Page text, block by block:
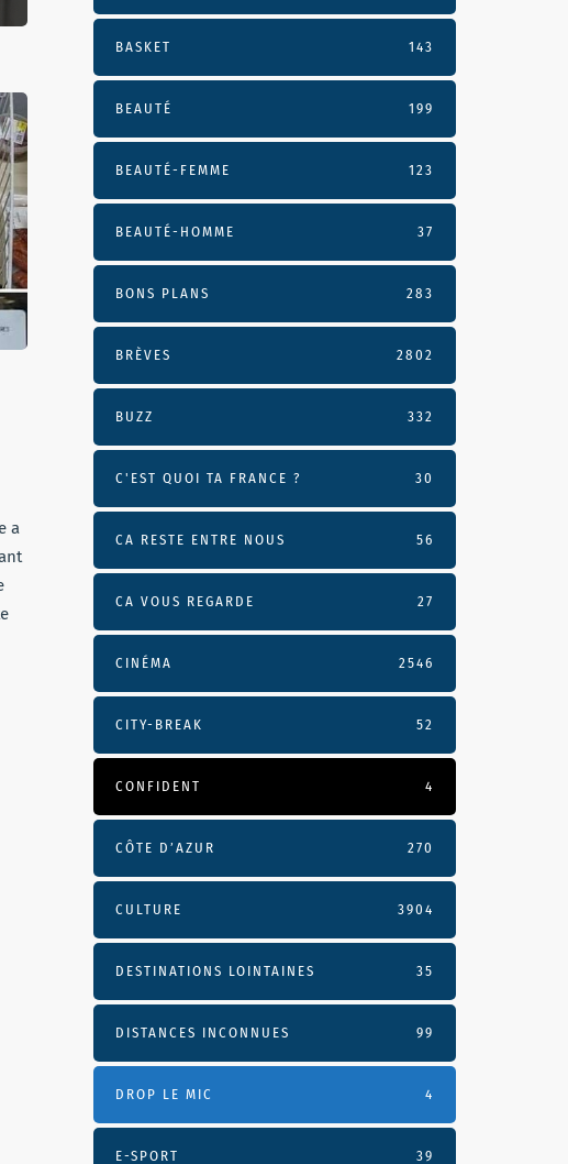
a
BASKET 143
BEAUTÉ 199
BEAUTÉ-FEMME 123
BEAUTÉ-HOMME 37
BONS PLANS 283
BRÈVES 2802
BUZZ 332
C'EST QUOI TA FRANCE ? 30
CA RESTE ENTRE NOUS 56
CA VOUS REGARDE 27
CINÉMA 2546
CITY-BREAK 52
CONFIDENT 4
CÔTE D’AZUR 270
CULTURE 3904
DESTINATIONS LOINTAINES 35
DISTANCES INCONNUES 99
DROP LE MIC 4
E-SPORT 39